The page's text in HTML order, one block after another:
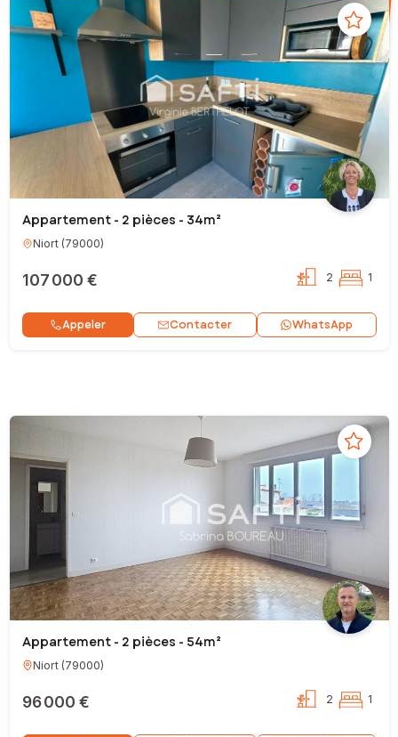
Appartement - 2 pièces - 34m²
Niort(79000)
107 000 € 2 1
Appeler Contacter WhatsApp
Appartement - 2 pièces - 54m²
Niort(79000)
96 000 € 2 1